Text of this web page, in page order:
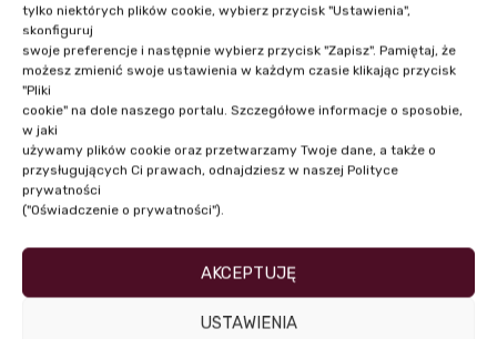
tylko niektórych plików cookie, wybierz przycisk "Ustawienia",
skonfiguruj
swoje preferencje i następnie wybierz przycisk "Zapisz". Pamiętaj, że
możesz zmienić swoje ustawienia w każdym czasie klikając przycisk
"Pliki
cookie" na dole naszego portalu. Szczegółowe informacje o sposobie,
w jaki
używamy plików cookie oraz przetwarzamy Twoje dane, a także o
przysługujących Ci prawach, odnajdziesz w naszej Polityce
prywatności
("Oświadczenie o prywatności").
AKCEPTUJĘ
USTAWIENIA
NASI PRELEGENCI